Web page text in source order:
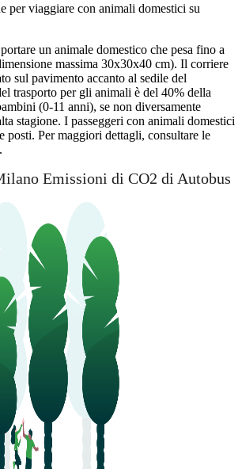
per viaggiare con animali domestici su
un animale domestico che pesa fino a
massima 30x30x40 cm). Il corriere
sul pavimento accanto al sedile del
trasporto per gli animali è del 40% della
(0-11 anni), se non diversamente
stagione. I passeggeri con animali domestici
posti. Per maggiori dettagli, consultare le
Emissioni di CO2 di Autobus